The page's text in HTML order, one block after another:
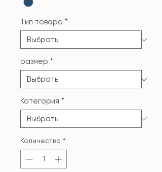
Тип товара *
размер *
Категория *
Количество *